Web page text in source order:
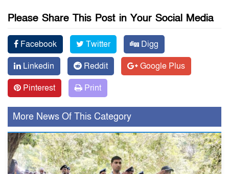
Please Share This Post in Your Social Media
Facebook Twitter
Digg
Linkedin
Reddit
Google Plus
Pinterest
Print
More News Of This Category